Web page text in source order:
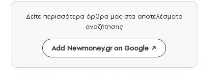
Δείτε περισσότερα άρθρα μας στα αποτελέσματα
αναζήτησης
Add Newmoney.gr on Google